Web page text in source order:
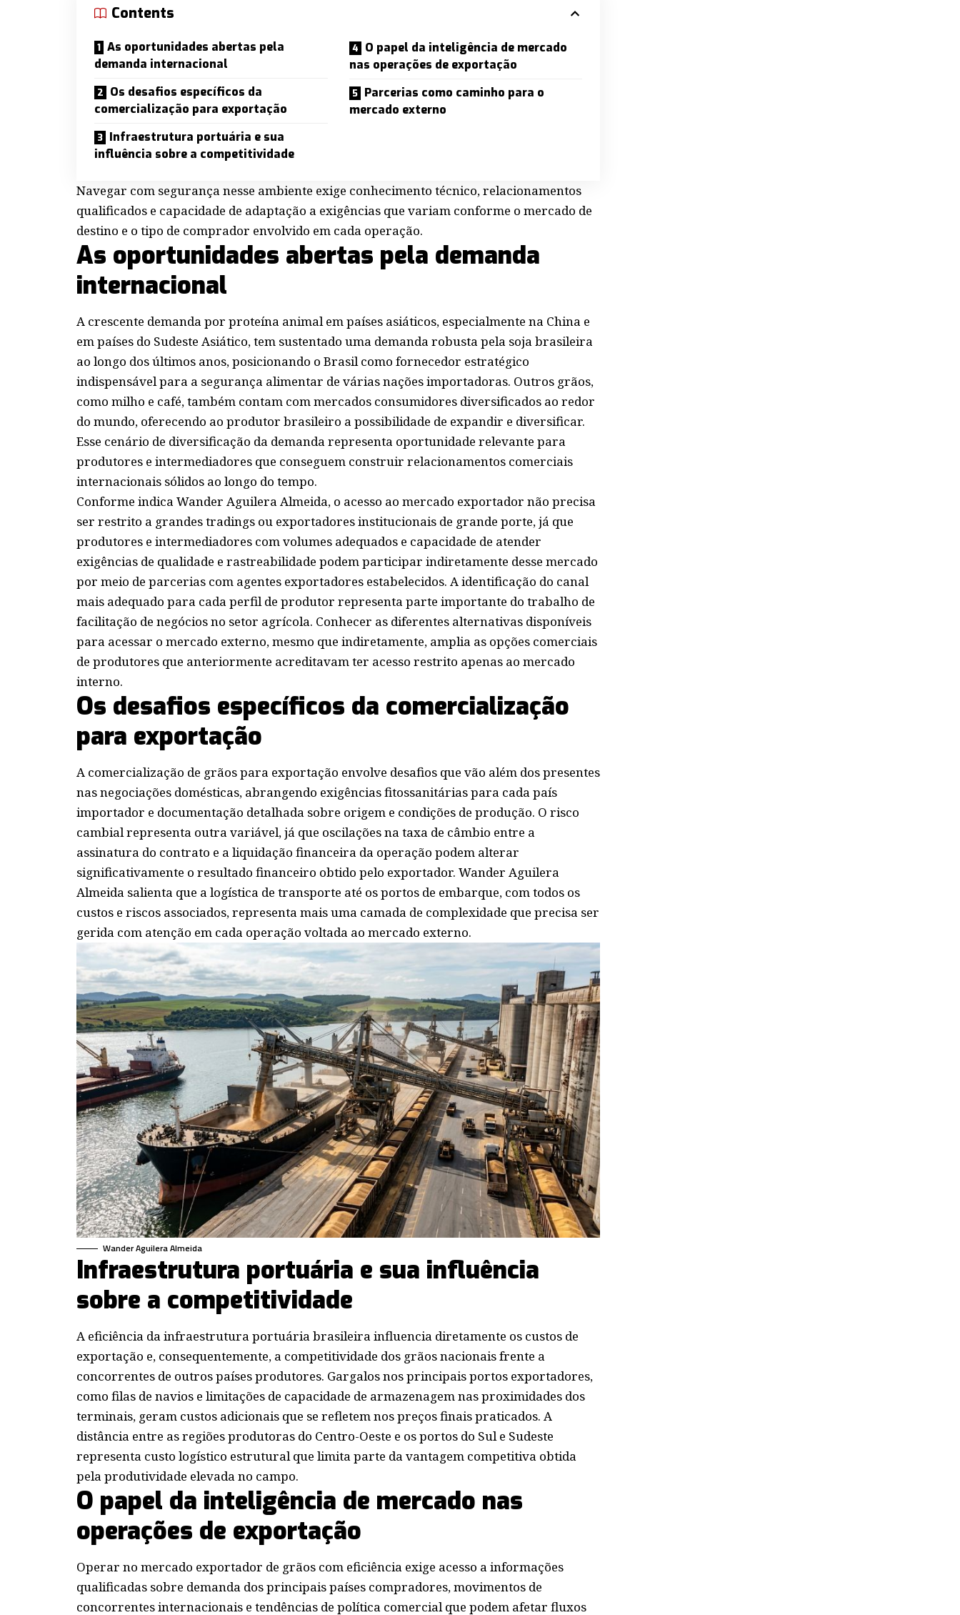
Contents
As oportunidades abertas pela
demanda internacional
Os desafios específicos da
comercialização para exportação
Infraestrutura portuária e sua
influência sobre a competitividade
O papel da inteligência de mercado
nas operações de exportação
Parcerias como caminho para o
mercado externo
Navegar com segurança nesse ambiente exige conhecimento técnico, relacionamentos
qualificados e capacidade de adaptação a exigências que variam conforme o mercado de
destino e o tipo de comprador envolvido em cada operação.
As oportunidades abertas pela demanda
internacional
A crescente demanda por proteína animal em países asiáticos, especialmente na China e
em países do Sudeste Asiático, tem sustentado uma demanda robusta pela soja brasileira
ao longo dos últimos anos, posicionando o Brasil como fornecedor estratégico
indispensável para a segurança alimentar de várias nações importadoras. Outros grãos,
como milho e café, também contam com mercados consumidores diversificados ao redor
do mundo, oferecendo ao produtor brasileiro a possibilidade de expandir e diversificar.
Esse cenário de diversificação da demanda representa oportunidade relevante para
produtores e intermediadores que conseguem construir relacionamentos comerciais
internacionais sólidos ao longo do tempo.
Conforme indica Wander Aguilera Almeida, o acesso ao mercado exportador não precisa
ser restrito a grandes tradings ou exportadores institucionais de grande porte, já que
produtores e intermediadores com volumes adequados e capacidade de atender
exigências de qualidade e rastreabilidade podem participar indiretamente desse mercado
por meio de parcerias com agentes exportadores estabelecidos. A identificação do canal
mais adequado para cada perfil de produtor representa parte importante do trabalho de
facilitação de negócios no setor agrícola. Conhecer as diferentes alternativas disponíveis
para acessar o mercado externo, mesmo que indiretamente, amplia as opções comerciais
de produtores que anteriormente acreditavam ter acesso restrito apenas ao mercado
interno.
Os desafios específicos da comercialização
para exportação
A comercialização de grãos para exportação envolve desafios que vão além dos presentes
nas negociações domésticas, abrangendo exigências fitossanitárias para cada país
importador e documentação detalhada sobre origem e condições de produção. O risco
cambial representa outra variável, já que oscilações na taxa de câmbio entre a
assinatura do contrato e a liquidação financeira da operação podem alterar
significativamente o resultado financeiro obtido pelo exportador. Wander Aguilera
Almeida salienta que a logística de transporte até os portos de embarque, com todos os
custos e riscos associados, representa mais uma camada de complexidade que precisa ser
gerida com atenção em cada operação voltada ao mercado externo.
Wander Aguilera Almeida
Infraestrutura portuária e sua influência
sobre a competitividade
A eficiência da infraestrutura portuária brasileira influencia diretamente os custos de
exportação e, consequentemente, a competitividade dos grãos nacionais frente a
concorrentes de outros países produtores. Gargalos nos principais portos exportadores,
como filas de navios e limitações de capacidade de armazenagem nas proximidades dos
terminais, geram custos adicionais que se refletem nos preços finais praticados. A
distância entre as regiões produtoras do Centro-Oeste e os portos do Sul e Sudeste
representa custo logístico estrutural que limita parte da vantagem competitiva obtida
pela produtividade elevada no campo.
O papel da inteligência de mercado nas
operações de exportação
Operar no mercado exportador de grãos com eficiência exige acesso a informações
qualificadas sobre demanda dos principais países compradores, movimentos de
concorrentes internacionais e tendências de política comercial que podem afetar fluxos